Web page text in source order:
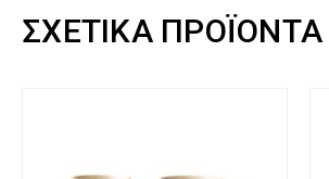
ΣΧΕΤΙΚΆ ΠΡΟΪΌΝΤΑ